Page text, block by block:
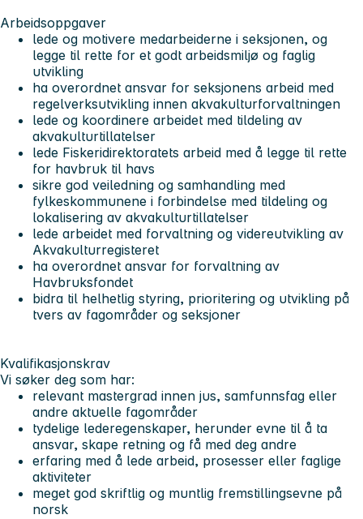
Arbeidsoppgaver
lede og motivere medarbeiderne i seksjonen, og
legge til rette for et godt arbeidsmiljø og faglig
utvikling
ha overordnet ansvar for seksjonens arbeid med
regelverksutvikling innen akvakulturforvaltningen
lede og koordinere arbeidet med tildeling av
akvakulturtillatelser
lede Fiskeridirektoratets arbeid med å legge til rette
for havbruk til havs
sikre god veiledning og samhandling med
fylkeskommunene i forbindelse med tildeling og
lokalisering av akvakulturtillatelser
lede arbeidet med forvaltning og videreutvikling av
Akvakulturregisteret
ha overordnet ansvar for forvaltning av
Havbruksfondet
bidra til helhetlig styring, prioritering og utvikling på
tvers av fagområder og seksjoner
Kvalifikasjonskrav
Vi søker deg som har:
relevant mastergrad innen jus, samfunnsfag eller
andre aktuelle fagområder
tydelige lederegenskaper, herunder evne til å ta
ansvar, skape retning og få med deg andre
erfaring med å lede arbeid, prosesser eller faglige
aktiviteter
meget god skriftlig og muntlig fremstillingsevne på
norsk